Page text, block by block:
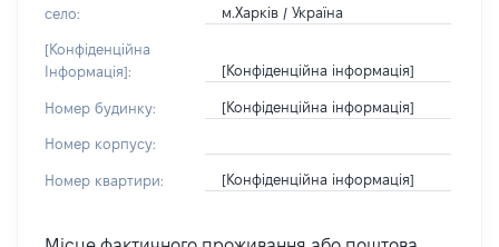
село:
м.Харків / Україна
[Конфіденційна
Інформація]:
[Конфіденційна інформація]
Номер будинку: [Конфіденційна інформація]
Номер корпусу:
Номер квартири: [Конфіденційна інформація]